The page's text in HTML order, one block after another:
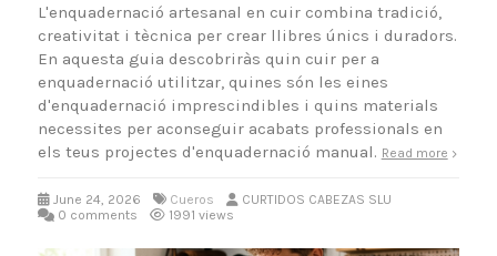
L'enquadernació artesanal en cuir combina tradició,
creativitat i tècnica per crear llibres únics i duradors.
En aquesta guia descobriràs quin cuir per a
enquadernació utilitzar, quines són les eines
d'enquadernació imprescindibles i quins materials
necessites per aconseguir acabats professionals en
els teus projectes d'enquadernació manual. Read more
June 24, 2026 Cueros
CURTIDOS CABEZAS SLU
0 comments
1991 views